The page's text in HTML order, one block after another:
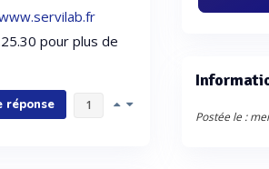
pour plus de
réponse 1
Postée le :